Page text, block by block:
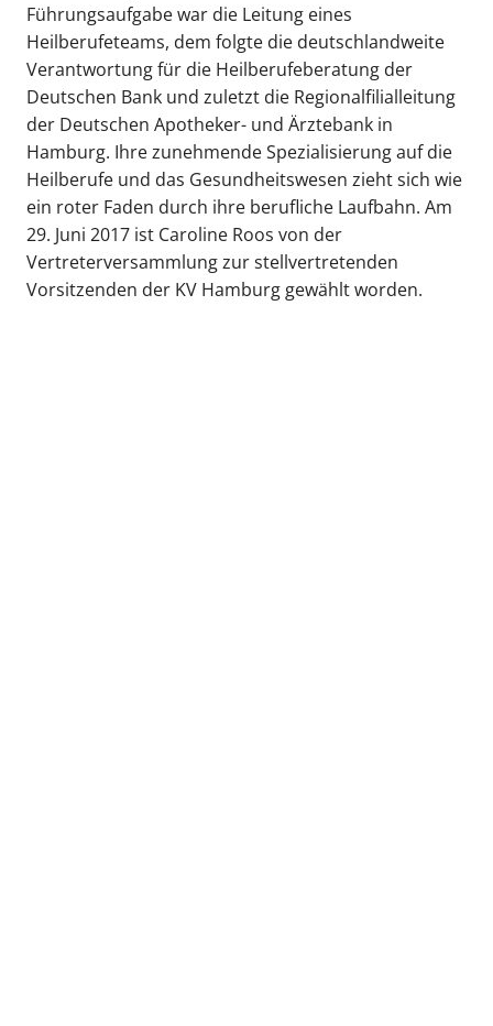
Führungsaufgabe war die Leitung eines
Heilberufeteams, dem folgte die deutschlandweite
Verantwortung für die Heilberufeberatung der
Deutschen Bank und zuletzt die Regionalfilialleitung
der Deutschen Apotheker- und Ärztebank in
Hamburg. Ihre zunehmende Spezialisierung auf die
Heilberufe und das Gesundheitswesen zieht sich wie
ein roter Faden durch ihre berufliche Laufbahn. Am
29. Juni 2017 ist Caroline Roos von der
Vertreterversammlung zur stellvertretenden
Vorsitzenden der KV Hamburg gewählt worden.